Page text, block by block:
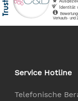
Service Hotline
Telefonische